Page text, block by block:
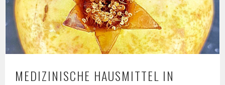
MEDIZINISCHE HAUSMITTEL IN